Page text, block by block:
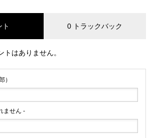
ト 0 トラックバック
トはありません。
）
ません -